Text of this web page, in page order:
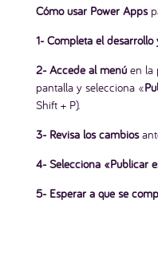
Cómo usar Power Apps
1- Completa el desarrollo
2- Accede al menúen la
pantalla y selecciona «
Shift + P).
3- Revisa los cambios
4- Selecciona «Publicar
5- Esperar a que se